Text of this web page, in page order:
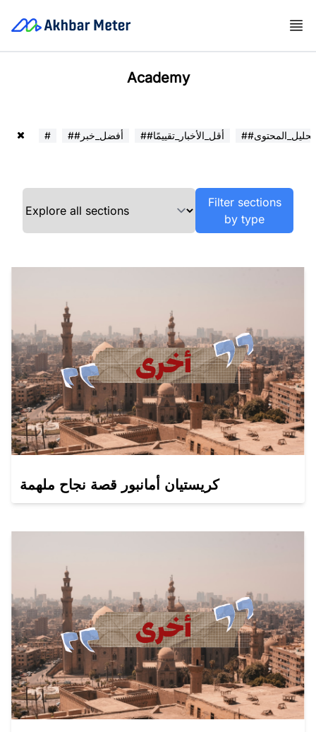
Academy
# ##أفضل_خبر ##أقل_الأخبار_تقييمًا ##تحليل_المحتوى
Filter sections
by type
كريستيان أمانبور قصة نجاح ملهمة